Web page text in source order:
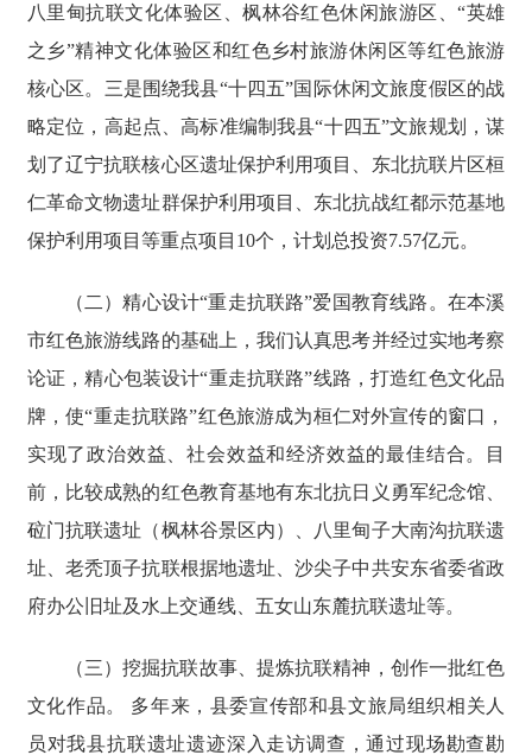
八里甸抗联文化体验区、枫林谷红色休闲旅游区、“英雄
之乡”精神文化体验区和红色乡村旅游休闲区等红色旅游
核心区。三是围绕我县“十四五”国际休闲文旅度假区的战
略定位，高起点、高标准编制我县“十四五”文旅规划，谋
划了辽宁抗联核心区遗址保护利用项目、东北抗联片区桓
仁革命文物遗址群保护利用项目、东北抗战红都示范基地
保护利用项目等重点项目10个，计划总投资7.57亿元。
（二）精心设计“重走抗联路”爱国教育线路。在本溪
市红色旅游线路的基础上，我们认真思考并经过实地考察
论证，精心包装设计“重走抗联路”线路，打造红色文化品
牌，使“重走抗联路”红色旅游成为桓仁对外宣传的窗口，
实现了政治效益、社会效益和经济效益的最佳结合。目
前，比较成熟的红色教育基地有东北抗日义勇军纪念馆、
砬门抗联遗址（枫林谷景区内）、八里甸子大南沟抗联遗
址、老秃顶子抗联根据地遗址、沙尖子中共安东省委省政
府办公旧址及水上交通线、五女山东麓抗联遗址等。
（三）挖掘抗联故事、提炼抗联精神，创作一批红色
文化作品。 多年来，县委宣传部和县文旅局组织相关人
员对我县抗联遗址遗迹深入走访调查，通过现场勘查勘